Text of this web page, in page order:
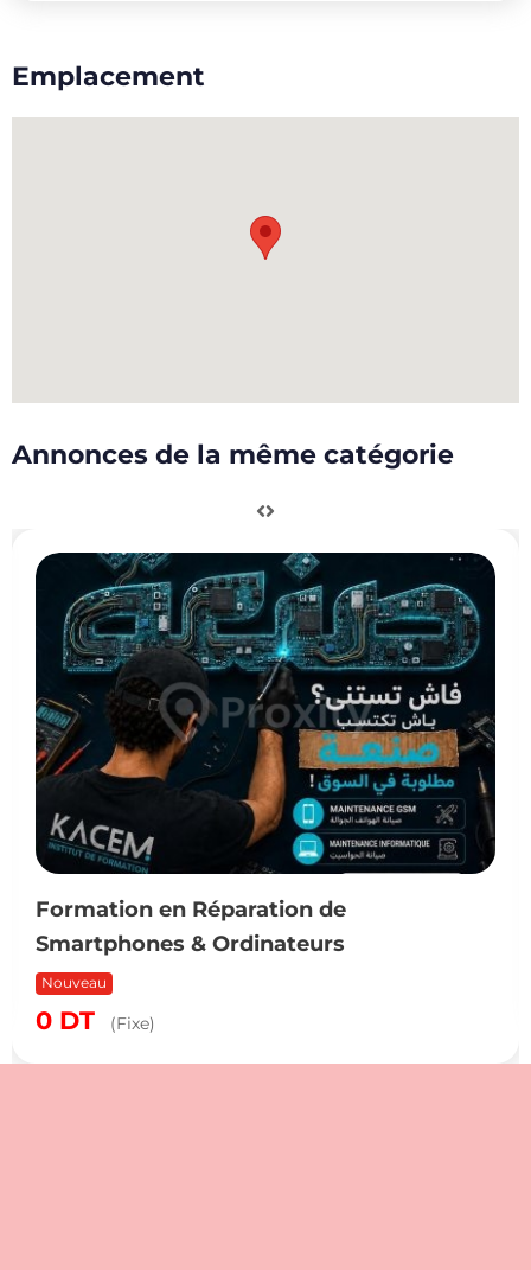
Emplacement
Annonces de la même catégorie
Formation en Réparation de
Smartphones & Ordinateurs
Nouveau
0 DT (Fixe)